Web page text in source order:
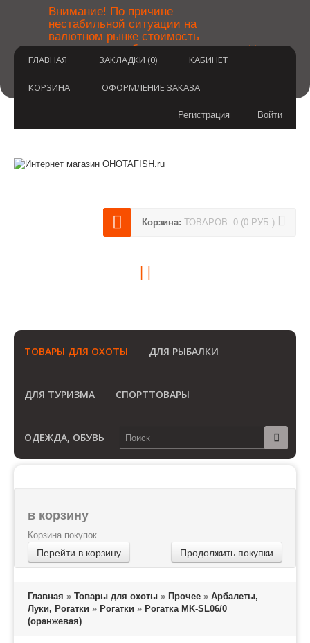
Внимание! По причине
нестабильной ситуации на
валютном рынке стоимость
товаров может быть уточнена
после оформления заказа.
неудобства.
×
ГЛАВНАЯ ЗАКЛАДКИ (0) КАБИНЕТ
КОРЗИНА ОФОРМЛЕНИЕ ЗАКАЗА
Войти
Регистрация
Корзина: ТОВАРОВ: 0 (0 РУБ.)
ТОВАРЫ ДЛЯ ОХОТЫ ДЛЯ РЫБАЛКИ
ДЛЯ ТУРИЗМА СПОРТТОВАРЫ
ОДЕЖДА, ОБУВЬ
в корзину
Корзина покупок
Перейти в корзину Продолжить покупки
Главная » Товары для охоты » Прочее » Арбалеты,
Луки, Рогатки » Рогатки » Рогатка MK-SL06/0
(оранжевая)